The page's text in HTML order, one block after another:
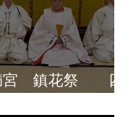
宮 鎮花祭 四